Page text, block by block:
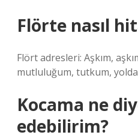
Flörte nasıl
Flört adresleri: Aşkım,
mutluluğum, tutkum,
Kocama ne
edebilirim?